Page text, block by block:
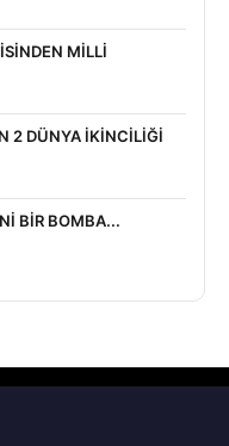
MİLLİ
2 DÜNYA İKİNCİLİĞİ
BİR BOMBA...